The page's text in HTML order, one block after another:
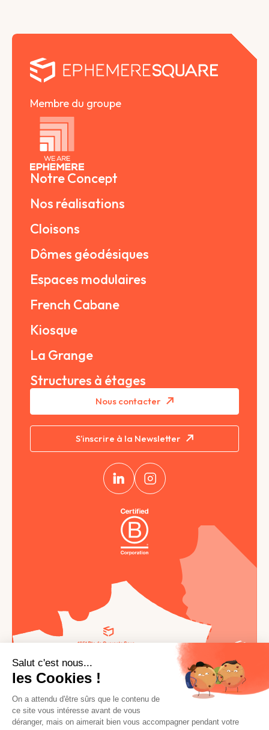
Membre du groupe
Notre Concept
Nos réalisations
Cloisons
Dômes géodésiques
Espaces modulaires
French Cabane
Kiosque
La Grange
Structures à étages
Nous contacter
S’inscrire à la Newsletter